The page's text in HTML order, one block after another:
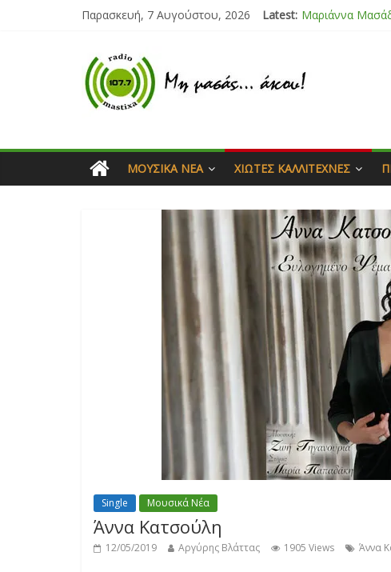
Παρασκευή, 7 Αυγούστου, 2026 Latest: Μαριάννα
Ιορδάνης
ΜΟΥΣΙΚΆ ΝΈΑ ΧΙΏΤΕΣ ΚΑΛΛΙΤΈΧΝΕΣ
Single Μουσικά Νέα
Άννα Κατσούλη
12/05/2019 Αργύρης Βλάττας 1905 Views Άννα